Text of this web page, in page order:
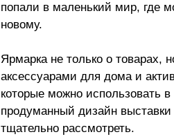
попали в маленький мир, где
новому.
Ярмарка не только о товарах,
аксессуарами для дома и
которые можно использовать
продуманный дизайн
тщательно рассмотреть.